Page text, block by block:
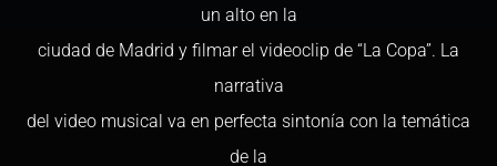
un alto en la
ciudad de Madrid y filmar el videoclip de “La Copa”. La
narrativa
del video musical va en perfecta sintonía con la temática
de la